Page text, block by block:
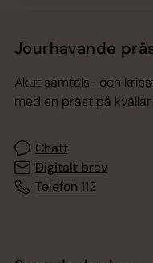
Jourhavande
Akut samtals- och
med en präst på
Chatt
Digitalt brev
Telefon 112